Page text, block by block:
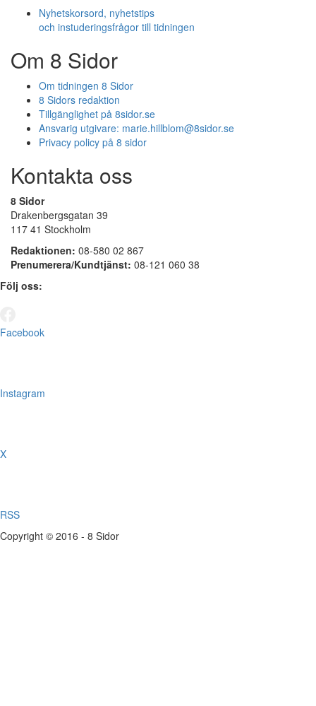
Nyhetskorsord, nyhetstips
och instuderingsfrågor till tidningen
Om 8 Sidor
Om tidningen 8 Sidor
8 Sidors redaktion
Tillgänglighet på 8sidor.se
Ansvarig utgivare: marie.hillblom@8sidor.se
Privacy policy på 8 sidor
Kontakta oss
8 Sidor
Drakenbergsgatan 39
117 41 Stockholm
Redaktionen: 08-580 02 867
Prenumerera/Kundtjänst: 08-121 060 38
Följ oss:
Facebook
Instagram
X
RSS
Copyright © 2016 - 8 Sidor